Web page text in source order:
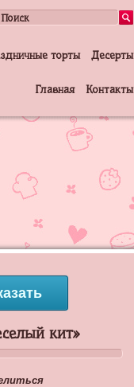
торты Десерты
Главная Контакты
кит»